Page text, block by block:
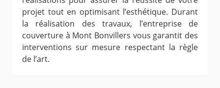
projet tout en optimisant l’esthétique. Durant
la réalisation des travaux, l’entreprise de
couverture à Mont Bonvillers vous garantit des
interventions sur mesure respectant la règle
de l’art.